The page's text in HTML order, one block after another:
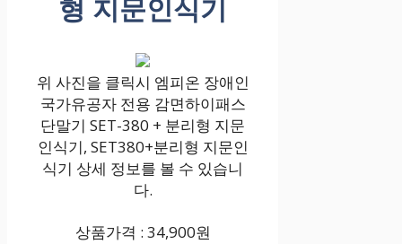
형 지문인식기
위 사진을 클릭시 엠피온 장애인
국가유공자 전용 감면하이패스
단말기 SET-380 + 분리형 지문
인식기, SET380+분리형 지문인
식기 상세 정보를 볼 수 있습니
다.
상품가격 : 34,900원